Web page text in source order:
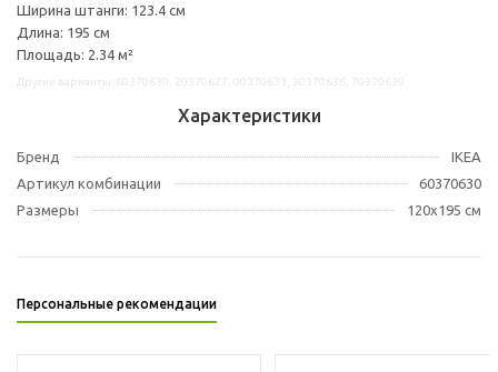
Ширина штанги: 123.4 см
Длина: 195 см
Площадь: 2.34 м²
Характеристики
Бренд
IKEA
Артикул комбинации
60370630
Размеры
120x195 см
Персональные рекомендации